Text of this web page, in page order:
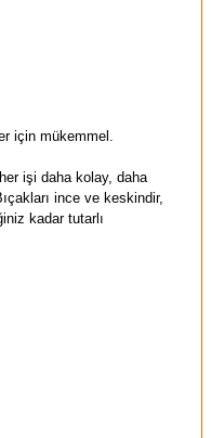
için mükemmel.
işi daha kolay, daha
ince ve keskindir,
kadar tutarlı